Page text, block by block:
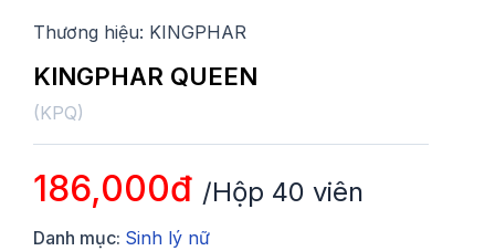
Thương hiệu: KINGPHAR
KINGPHAR QUEEN
(KPQ)
186,000đ /Hộp 40 viên
Danh mục: Sinh lý nữ